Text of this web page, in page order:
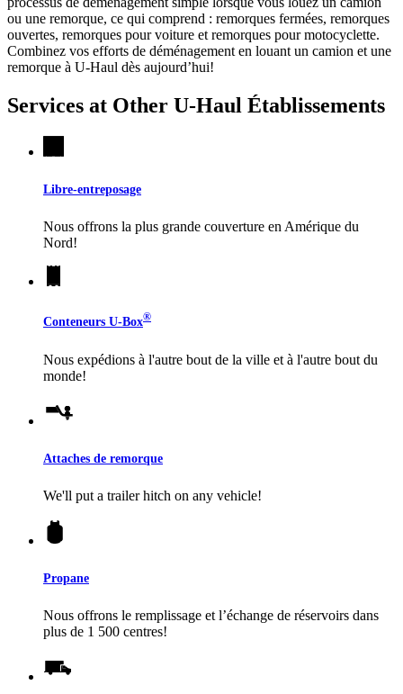
ou une remorque, ce qui comprend : remorques fermées, remorques
ouvertes, remorques pour voiture et remorques pour motocyclette.
Combinez vos efforts de déménagement en louant un camion et une
remorque à U-Haul dès aujourd’hui!
Services at Other U-Haul Établissements
Libre-entreposage
Nous offrons la plus grande couverture en Amérique du
Nord!
Conteneurs U-Box®
Nous expédions à l'autre bout de la ville et à l'autre bout du
monde!
Attaches de remorque
We'll put a trailer hitch on any vehicle!
Propane
Nous offrons le remplissage et l’échange de réservoirs dans
plus de 1 500 centres!